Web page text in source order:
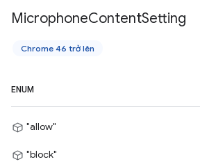
MicrophoneContentSetting
Chrome 46 trở lên
ENUM
"allow"
"block"